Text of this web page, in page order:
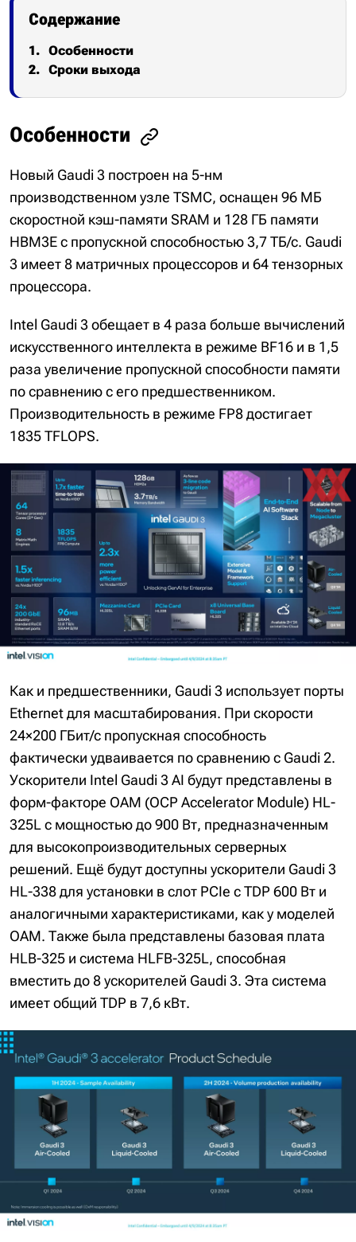
Содержание
Особенности
Сроки выхода
Особенности
Новый Gaudi 3 построен на 5-нм
производственном узле TSMC, оснащен 96 МБ
скоростной кэш-памяти SRAM и 128 ГБ памяти
HBM3E с пропускной способностью 3,7 ТБ/с. Gaudi
3 имеет 8 матричных процессоров и 64 тензорных
процессора.
Intel Gaudi 3 обещает в 4 раза больше вычислений
искусственного интеллекта в режиме BF16 и в 1,5
раза увеличение пропускной способности памяти
по сравнению с его предшественником.
Производительность в режиме FP8 достигает
1835 TFLOPS.
Как и предшественники, Gaudi 3 использует порты
Ethernet для масштабирования. При скорости
24×200 ГБит/с пропускная способность
фактически удваивается по сравнению с Gaudi 2.
Ускорители Intel Gaudi 3 AI будут представлены в
форм-факторе OAM (OCP Accelerator Module) HL-
325L с мощностью до 900 Вт, предназначенным
для высокопроизводительных серверных
решений. Ещё будут доступны ускорители Gaudi 3
HL-338 для установки в слот PCIe с TDP 600 Вт и
аналогичными характеристиками, как у моделей
OAM. Также была представлены базовая плата
HLB-325 и система HLFB-325L, способная
вместить до 8 ускорителей Gaudi 3. Эта система
имеет общий TDP в 7,6 кВт.